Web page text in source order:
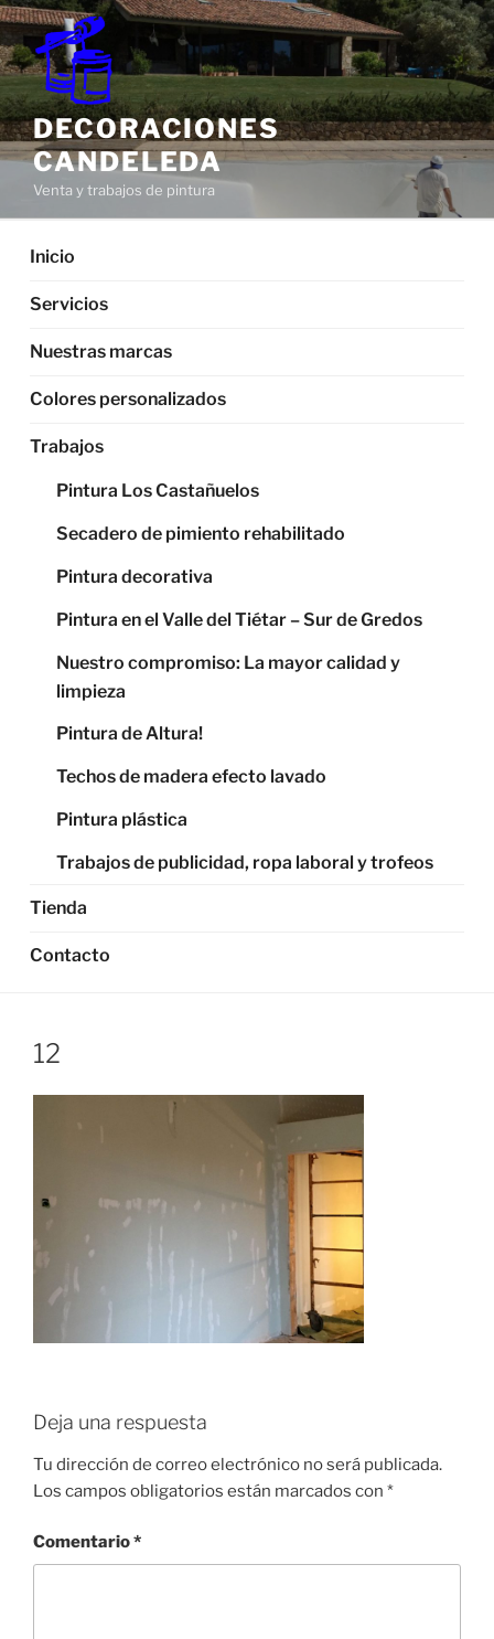
Saltar
al
contenido
DECORACIONES
CANDELEDA
Venta y trabajos de pintura
Inicio
Servicios
Nuestras marcas
Colores personalizados
Trabajos
Pintura Los Castañuelos
Secadero de pimiento rehabilitado
Pintura decorativa
Pintura en el Valle del Tiétar – Sur de Gredos
Nuestro compromiso: La mayor calidad y
limpieza
Pintura de Altura!
Techos de madera efecto lavado
Pintura plástica
Trabajos de publicidad, ropa laboral y trofeos
Tienda
Contacto
12
Deja una respuesta
Tu dirección de correo electrónico no será publicada.
Los campos obligatorios están marcados con *
Comentario*